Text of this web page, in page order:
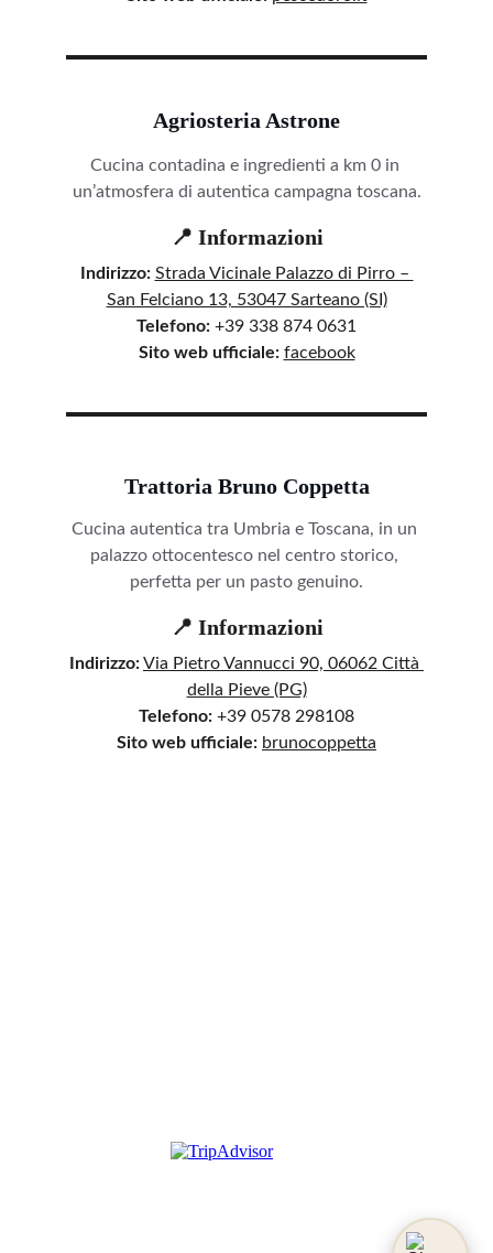
Agriosteria Astrone
Cucina contadina e ingredienti a km 0 in
un’atmosfera di autentica campagna toscana.
📍 Informazioni
Indirizzo: Strada Vicinale Palazzo di Pirro –
San Felciano 13, 53047 Sarteano (SI)
Telefono: +39 338 874 0631
Sito web ufficiale: facebook
Trattoria Bruno Coppetta
Cucina autentica tra Umbria e Toscana, in un
palazzo ottocentesco nel centro storico,
perfetta per un pasto genuino.
📍 Informazioni
Indirizzo:Via Pietro Vannucci 90, 06062 Città
della Pieve (PG)
Telefono: +39 0578 298108
Sito web ufficiale: brunocoppetta